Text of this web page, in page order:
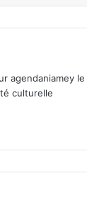
agendaniamey le
culturelle